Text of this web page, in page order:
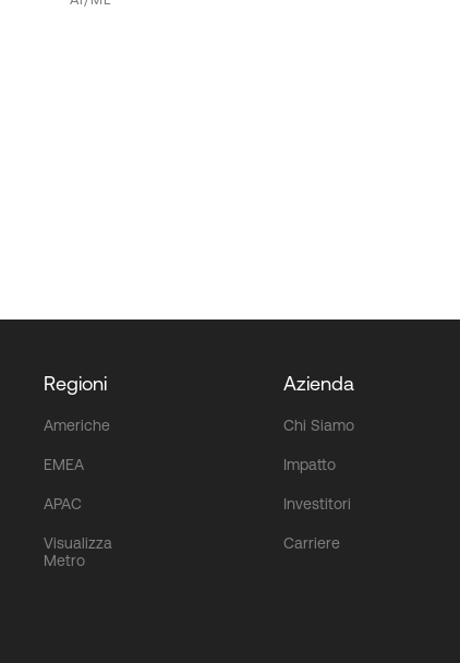
Regioni
Americhe
EMEA
APAC
Visualizza
Metro
Azienda
Chi Siamo
Impatto
Investitori
Carriere